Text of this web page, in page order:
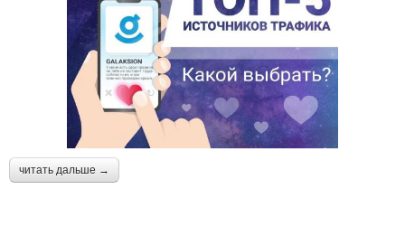
читать дальше →